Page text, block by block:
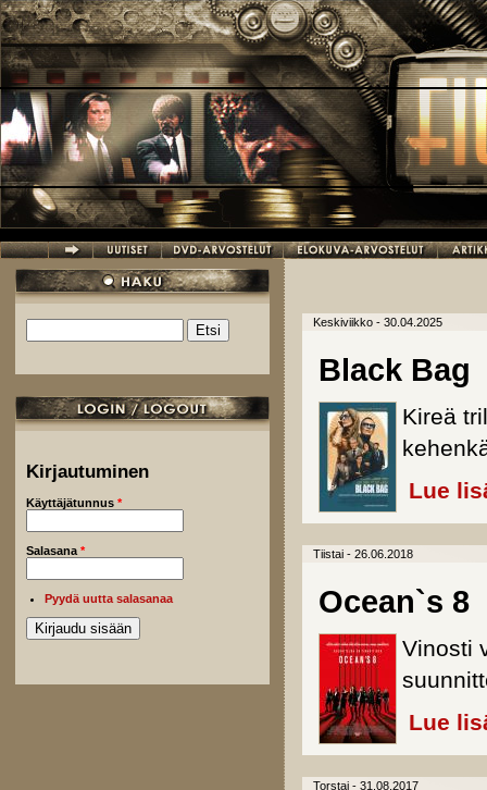
Hyppää pääsisältöön
Hakulomake
Kirjautuminen
Käyttäjätunnus *
Salasana *
Pyydä uutta salasanaa
Keskiviikko - 30.04.2025
Black Bag
Kireä
Lue
Tiistai - 26.06.2018
Ocean`s 8
Vinosti
Lue
Torstai - 31.08.2017